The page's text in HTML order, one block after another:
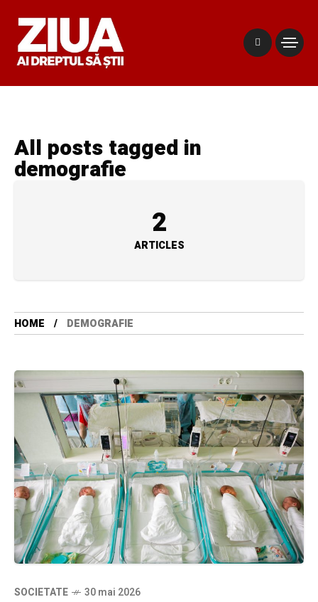
All posts tagged in
demografie
2
ARTICLES
HOME DEMOGRAFIE
SOCIETATE 30 mai 2026